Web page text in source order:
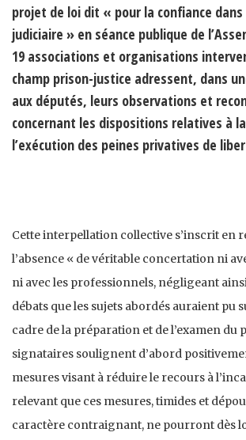
projet de loi dit « pour la confiance
judiciaire » en séance publique de
19 associations et organisations
champ prison-justice adressent, dans
aux députés, leurs observations et
concernant les dispositions relatives à
l’exécution des peines privatives de
Cette interpellation collective s’inscrit en
l’absence « de véritable concertation ni
ni avec les professionnels, négligeant
débats que les sujets abordés auraient pu
cadre de la préparation et de l’examen du
signataires soulignent d’abord
mesures visant à réduire le recours à
relevant que ces mesures, timides et
caractère contraignant, ne pourront dès